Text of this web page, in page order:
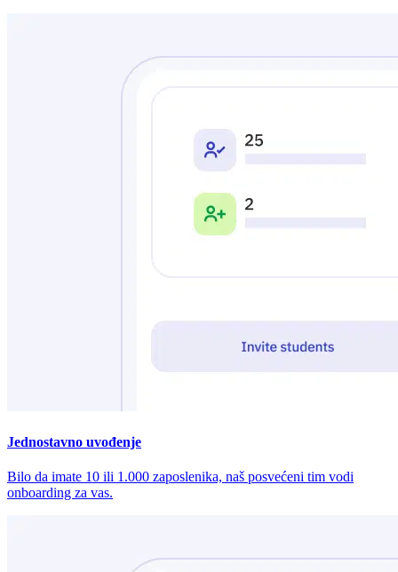
Jednostavno uvođenje
Bilo da imate 10 ili 1.000 zaposlenika, naš posvećeni tim vodi
onboarding za vas.